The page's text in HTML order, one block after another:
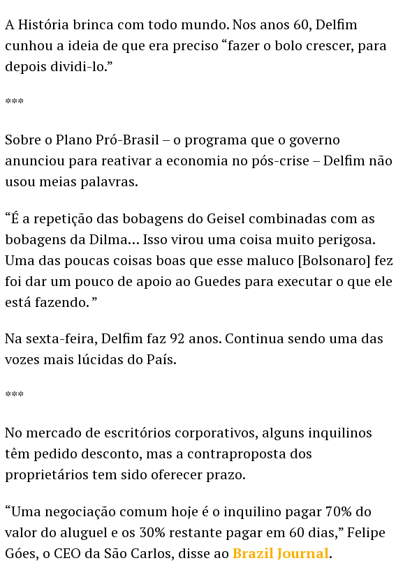
A História brinca com todo mundo. Nos anos 60, Delfim
cunhou a ideia de que era preciso “fazer o bolo crescer, para
depois dividi-lo.”
***
Sobre o Plano Pró-Brasil – o programa que o governo
anunciou para reativar a economia no pós-crise – Delfim não
usou meias palavras.
“É a repetição das bobagens do Geisel combinadas com as
bobagens da Dilma… Isso virou uma coisa muito perigosa.
Uma das poucas coisas boas que esse maluco [Bolsonaro] fez
foi dar um pouco de apoio ao Guedes para executar o que ele
está fazendo. ”
Na sexta-feira, Delfim faz 92 anos. Continua sendo uma das
vozes mais lúcidas do País.
***
No mercado de escritórios corporativos, alguns inquilinos
têm pedido desconto, mas a contraproposta dos
proprietários tem sido oferecer prazo.
“Uma negociação comum hoje é o inquilino pagar 70% do
valor do aluguel e os 30% restante pagar em 60 dias,” Felipe
Góes, o CEO da São Carlos, disse ao Brazil Journal.